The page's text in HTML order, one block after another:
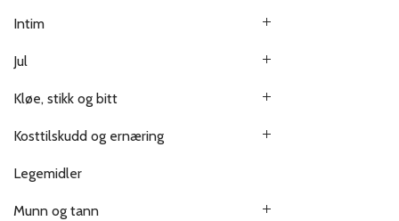
Intim
Jul
Kløe, stikk og bitt
Kosttilskudd og ernæring
Legemidler
Munn og tann